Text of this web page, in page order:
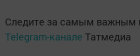
Следите за самым важным
Telegram-канале Татмедиа